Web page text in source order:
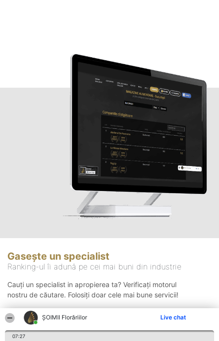
ȘOIMII Florăriilor Live chat
07:27
Gasește un specialist
Ranking-ul îi adună pe cei mai buni din industrie
Cauți un specialist in apropierea ta? Verificați motorul
nostru de căutare. Folosiți doar cele mai bune servicii!